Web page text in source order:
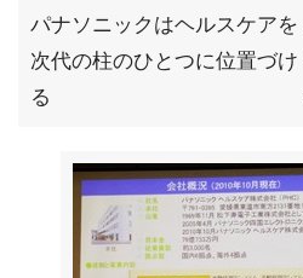
パナソニックはヘルスケアを
次代の柱のひとつに位置づけ
る